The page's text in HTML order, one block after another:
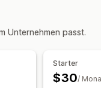
Unternehmen passt.
Starter
$30/